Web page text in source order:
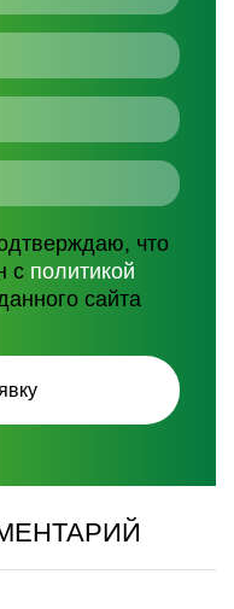
что
с политикой
сайта